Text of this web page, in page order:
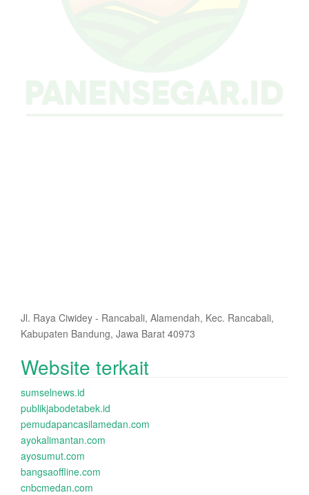
Jl. Raya Ciwidey - Rancabali, Alamendah, Kec. Rancabali,
Kabupaten Bandung, Jawa Barat 40973
Website terkait
sumselnews.id
publikjabodetabek.id
pemudapancasilamedan.com
ayokalimantan.com
ayosumut.com
bangsaoffline.com
cnbcmedan.com